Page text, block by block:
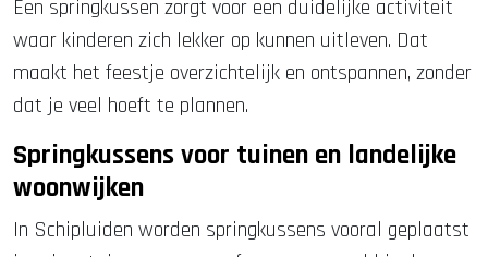
Een springkussen zorgt voor een duidelijke activiteit
waar kinderen zich lekker op kunnen uitleven. Dat
maakt het feestje overzichtelijk en ontspannen, zonder
dat je veel hoeft te plannen.
Springkussens voor tuinen en landelijke
woonwijken
In Schipluiden worden springkussens vooral geplaatst